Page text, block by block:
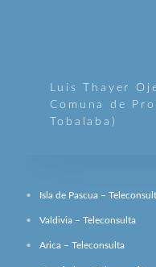
Luis Thayer
Comuna de
Tobalaba)
Isla de Pascua –
Valdivia – Teleconsulta
Arica – Teleconsulta